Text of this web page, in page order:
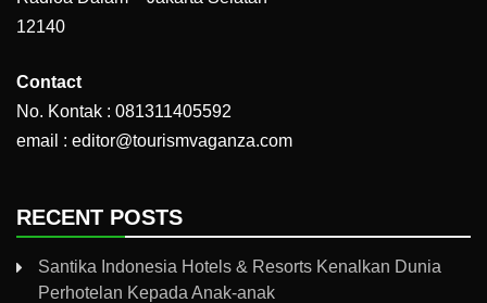
12140
Contact
No. Kontak : 081311405592
email : editor@tourismvaganza.com
RECENT POSTS
Santika Indonesia Hotels & Resorts Kenalkan Dunia
Perhotelan Kepada Anak-anak